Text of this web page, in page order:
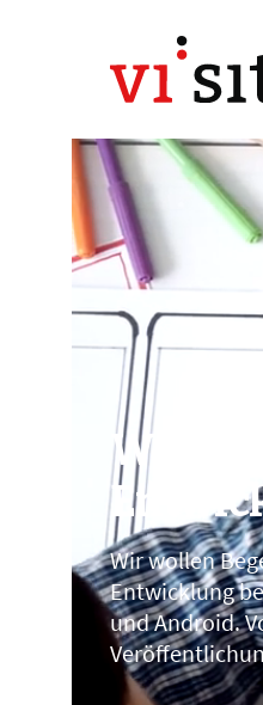
Wir
Wir wollen
Entwicklung
und Android.